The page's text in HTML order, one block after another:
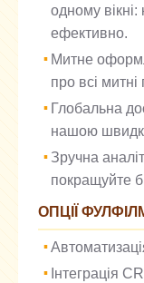
одному
ефективно.
Митне
про всі митні
Глобальна
нашою
Зручна
покращуйте
ОПЦІЇ
Інтеграція